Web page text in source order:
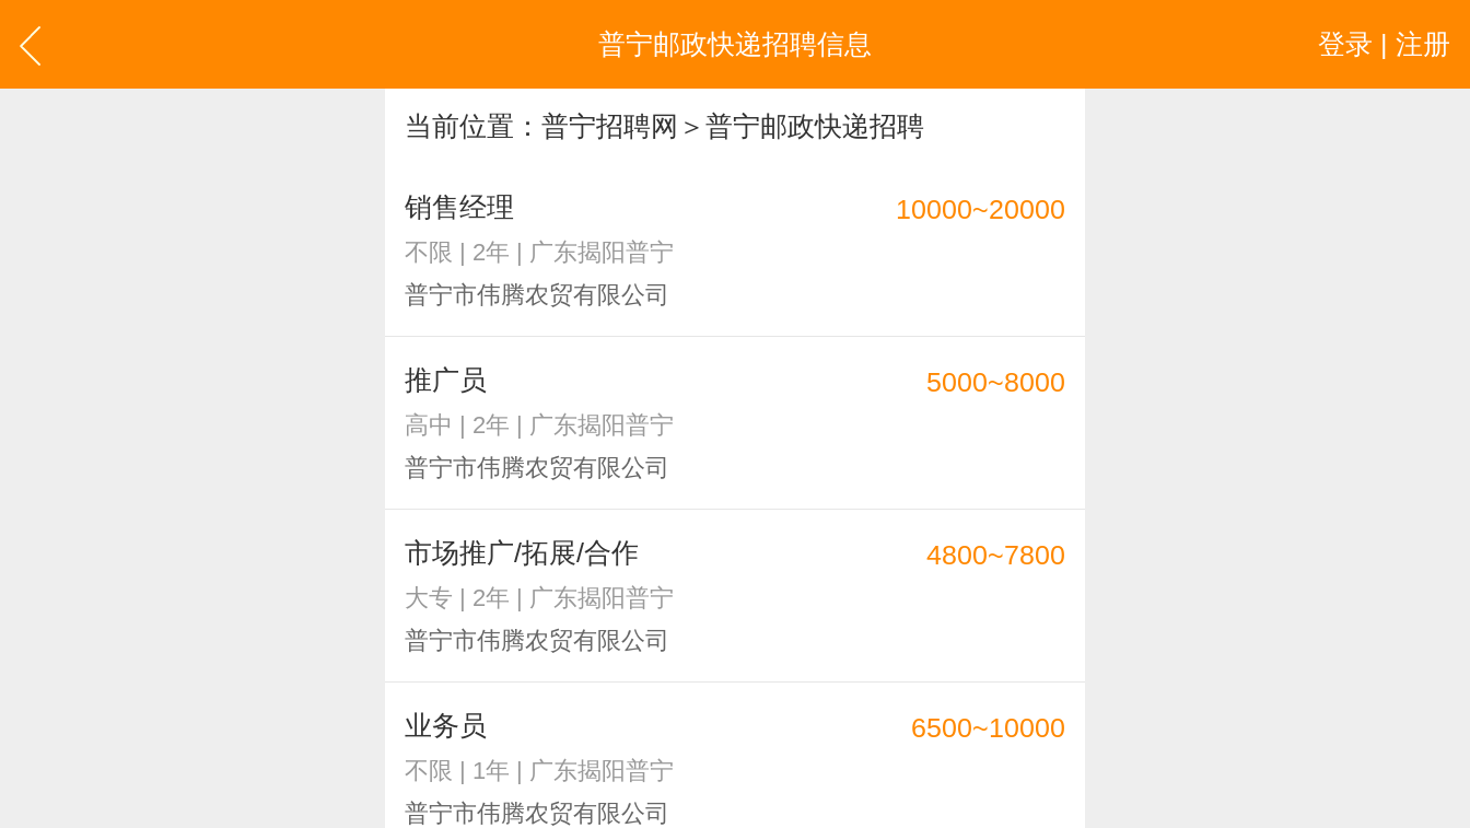
登录 | 注册
普宁邮政快递招聘信息
当前位置： 普宁招聘网 ＞普宁邮政快递招聘
销售经理
不限 | 2年 | 广东揭阳普宁
普宁市伟腾农贸有限公司
10000~20000
推广员
高中 | 2年 | 广东揭阳普宁
普宁市伟腾农贸有限公司
5000~8000
市场推广/拓展/合作
大专 | 2年 | 广东揭阳普宁
普宁市伟腾农贸有限公司
4800~7800
业务员
不限 | 1年 | 广东揭阳普宁
普宁市伟腾农贸有限公司
6500~10000